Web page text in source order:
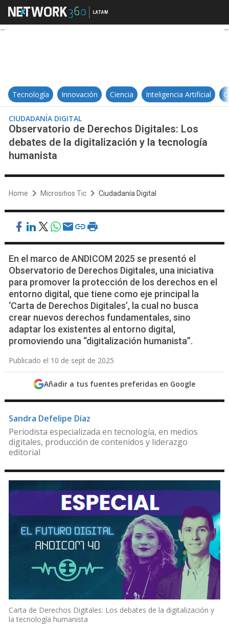
Observatorio de Derechos
Tecnología Innovación Ciencia Inteligencia Artificial
CIUDADANÍA DIGITAL
Observatorio de Derechos Digitales: Los
debates de la digitalización y la tecnología
humanista
Home Micrositios Tic Ciudadanía Digital
En el marco de ANDICOM 2025 se presentó el
Observatorio de Derechos Digitales, una iniciativa
para promover la protección de los derechos en el
entorno digital, que tiene como eje principal la
‘Carta de Derechos Digitales’, la cual no busca
crear nuevos derechos fundamentales, sino
adaptar los existentes al entorno digital,
promoviendo una “digitalización humanista”.
Publicado el 10 de sept de 2025
Añadir a tus fuentes preferidas en Google
Sandra Defelipe Díaz
Periodista especializada en tecnología, en medios
digitales, producción de contenidos y liderazgo
editorial
Carta de Derechos Digitales: Los debates de la digitalización y
la tecnología humanista